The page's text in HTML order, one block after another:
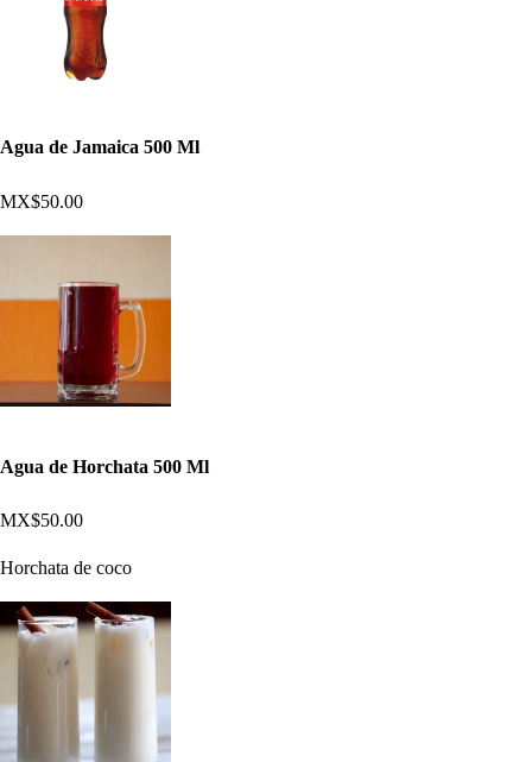
Agua de Jamaica 500 Ml
MX$50.00
Agua de Horchata 500 Ml
MX$50.00
Horchata de coco